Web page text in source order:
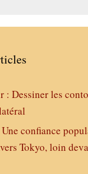
: Dessiner les
confiance
Tokyo, loin